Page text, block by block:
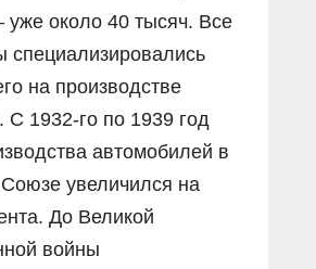
уже около 40 тысяч. Все
специализировались
на производстве
С 1932-го по 1939 год
автомобилей в
увеличился на
До Великой
войны